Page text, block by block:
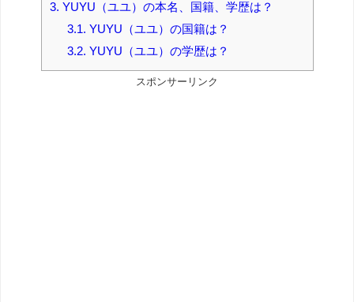
3. YUYU（ユユ）の本名、国籍、学歴は？
3.1. YUYU（ユユ）の国籍は？
3.2. YUYU（ユユ）の学歴は？
スポンサーリンク